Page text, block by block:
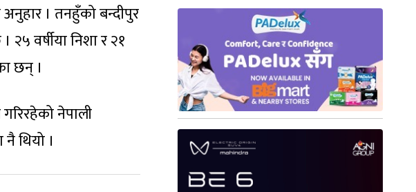
। तनहुँको बन्दीपुर
वर्षीया निशा र २१
छन् ।
नेपाली
थियो ।